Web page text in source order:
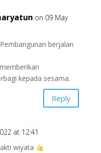
on 09 May
berjalan
kepada sesama.
Reply
at 12:41
wiyata